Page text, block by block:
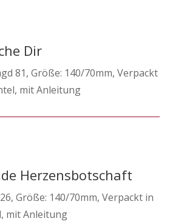
Dir
81, Größe: 140/70mm, Verpackt
mit Anleitung
Herzensbotschaft
Größe: 140/70mm, Verpackt in
mit Anleitung